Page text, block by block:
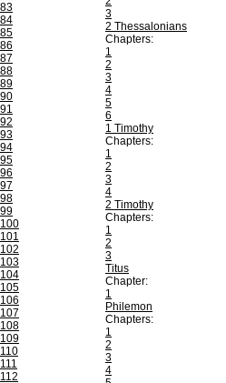
83
84
85
86
87
88
89
90
91
92
93
94
95
96
97
98
99
100
101
102
103
104
105
106
107
108
109
110
111
112
3
2 Thessalonians
Chapters:
1
2
3
4
5
6
1 Timothy
Chapters:
1
2
3
4
2 Timothy
Chapters:
1
2
3
Titus
Chapter:
1
Philemon
Chapters:
1
2
3
4